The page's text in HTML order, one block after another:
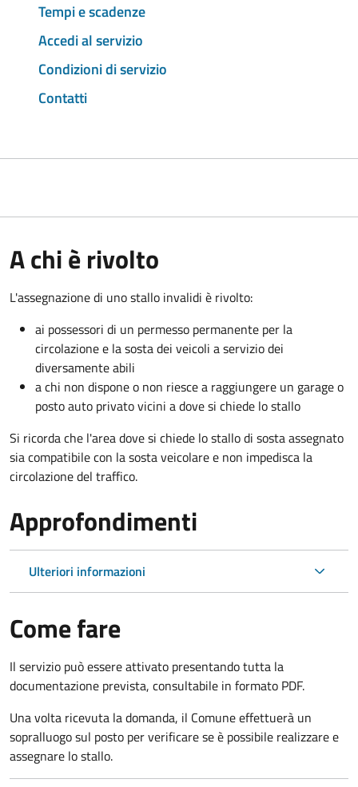
Tempi e scadenze
Accedi al servizio
Condizioni di servizio
Contatti
A chi è rivolto
L'assegnazione di uno stallo invalidi è rivolto:
ai possessori di un permesso permanente per la
circolazione e la sosta dei veicoli a servizio dei
diversamente abili
a chi non dispone o non riesce a raggiungere un garage o
posto auto privato vicini a dove si chiede lo stallo
Si ricorda che l'area dove si chiede lo stallo di sosta assegnato
sia compatibile con la sosta veicolare e non impedisca la
circolazione del traffico.
Approfondimenti
Ulteriori informazioni
Come fare
Il servizio può essere attivato presentando tutta la
documentazione prevista, consultabile in formato PDF.
Una volta ricevuta la domanda, il Comune effettuerà un
sopralluogo sul posto per verificare se è possibile realizzare e
assegnare lo stallo.